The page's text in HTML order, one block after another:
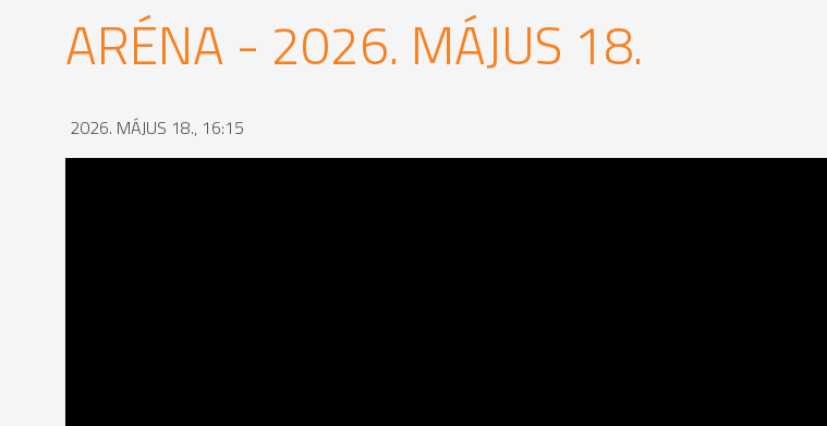
ARÉNA - 2026. MÁJUS 18.
2026. MÁJUS 18., 16:15